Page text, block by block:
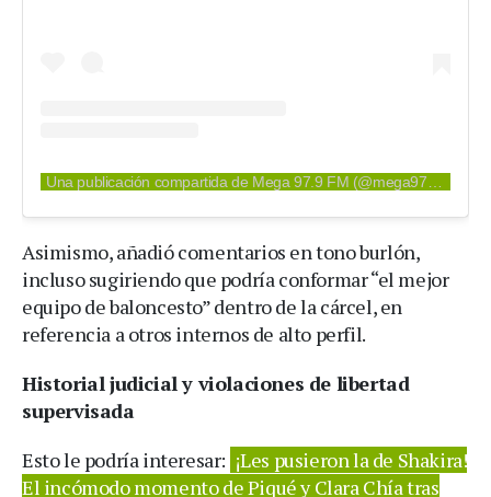
Asimismo, añadió comentarios en tono burlón,
incluso sugiriendo que podría conformar “el mejor
equipo de baloncesto” dentro de la cárcel, en
referencia a otros internos de alto perfil.
Historial judicial y violaciones de libertad
supervisada
Esto le podría interesar: ¡Les pusieron la de Shakira!
El incómodo momento de Piqué y Clara Chía tras